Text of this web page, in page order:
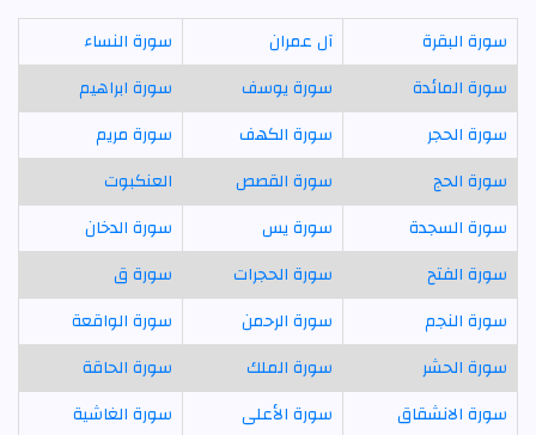
سورة البقرة آل عمران
سورة النساء
سورة المائدة
سورة يوسف
سورة ابراهيم
سورة الحجر
سورة الكهف
سورة مريم
سورة الحج
سورة القصص
العنكبوت
سورة السجدة
سورة يس
سورة الدخان
سورة الفتح
سورة الحجرات
سورة ق
سورة النجم
سورة الرحمن
سورة الواقعة
سورة الحشر
سورة الملك
سورة الحاقة
سورة الانشقاق
سورة الأعلى
سورة الغاشية